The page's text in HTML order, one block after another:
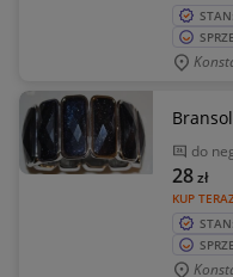
do
KUP
28zł